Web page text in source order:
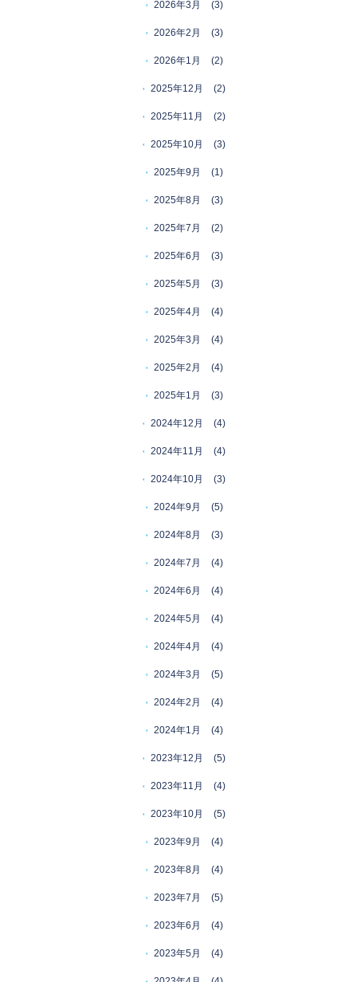
2026年3月 (3)
2026年2月 (3)
2026年1月 (2)
2025年12月 (2)
2025年11月 (2)
2025年10月 (3)
2025年9月 (1)
2025年8月 (3)
2025年7月 (2)
2025年6月 (3)
2025年5月 (3)
2025年4月 (4)
2025年3月 (4)
2025年2月 (4)
2025年1月 (3)
2024年12月 (4)
2024年11月 (4)
2024年10月 (3)
2024年9月 (5)
2024年8月 (3)
2024年7月 (4)
2024年6月 (4)
2024年5月 (4)
2024年4月 (4)
2024年3月 (5)
2024年2月 (4)
2024年1月 (4)
2023年12月 (5)
2023年11月 (4)
2023年10月 (5)
2023年9月 (4)
2023年8月 (4)
2023年7月 (5)
2023年6月 (4)
2023年5月 (4)